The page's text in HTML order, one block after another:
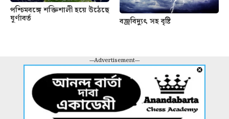
পশ্চিমবঙ্গে শক্তিশালী হয়ে উঠেছে
ঘূর্ণাবর্ত বজ্রবিদ্যুৎ সহ বৃষ্টি
---Advertisement---